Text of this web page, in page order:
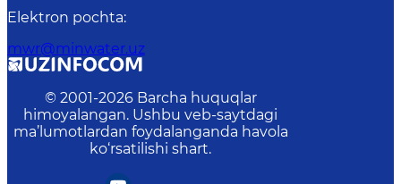
Elektron pochta:
mwr@minwater.uz
© 2001-2026 Barcha huquqlar
himoyalangan. Ushbu veb-saytdagi
ma’lumotlardan foydalanganda havola
ko‘rsatilishi shart.